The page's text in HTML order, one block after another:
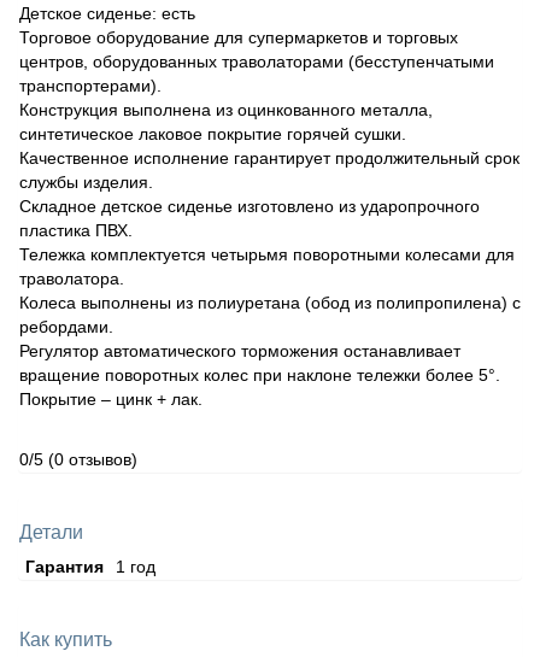
Детское сиденье: есть
Торговое оборудование для супермаркетов и торговых
центров, оборудованных траволаторами (бесступенчатыми
транспортерами).
Конструкция выполнена из оцинкованного металла,
синтетическое лаковое покрытие горячей сушки.
Качественное исполнение гарантирует продолжительный срок
службы изделия.
Складное детское сиденье изготовлено из ударопрочного
пластика ПВХ.
Тележка комплектуется четырьмя поворотными колесами для
траволатора.
Колеса выполнены из полиуретана (обод из полипропилена) с
ребордами.
Регулятор автоматического торможения останавливает
вращение поворотных колес при наклоне тележки более 5°.
Покрытие – цинк + лак.
0/5 (0 отзывов)
Детали
Гарантия 1 год
Как купить